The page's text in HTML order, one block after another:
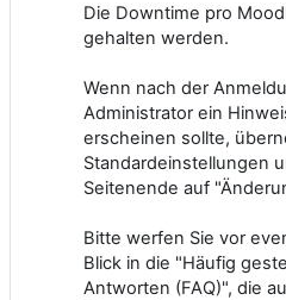
Die Downtime pro
gehalten werden.
Wenn nach der
Administrator ein
erscheinen sollte,
Standardeinstellungen
Seitenende auf
Bitte werfen Sie vor
Blick in die "Häufig
Antworten (FAQ)", die